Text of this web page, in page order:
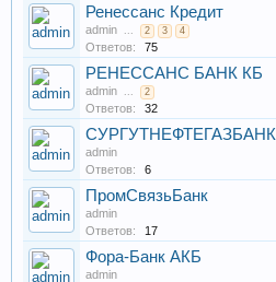
Ренессанс Кредит
admin ... 2 3 4
Ответов: 75
РЕНЕССАНС БАНК КБ
admin ... 2
Ответов: 32
СУРГУТНЕФТЕГАЗБАНК
admin
Ответов:
6
ПромСвязьБанк
admin
Ответов:
17
Фора-Банк АКБ
admin